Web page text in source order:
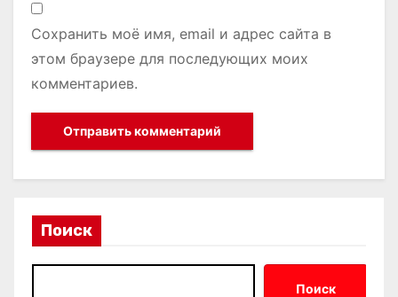
Сохранить моё имя, email и адрес сайта в
этом браузере для последующих моих
комментариев.
Поиск
Поиск